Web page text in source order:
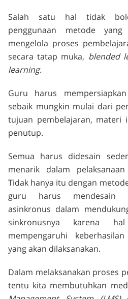
Salah satu hal tidak
penggunaan metode
mengelola proses
secara tatap muka, blended
learning.
Guru harus
sebaik mungkin mulai dari
tujuan pembelajaran, materi
penutup.
Semua harus didesain
menarik dalam
Tidak hanya itu dengan
guru harus mendesain
asinkronus dalam
sinkronusnya karena
mempengaruhi
yang akan dilaksanakan.
Dalam melaksanakan proses
tentu kita membutuhkan